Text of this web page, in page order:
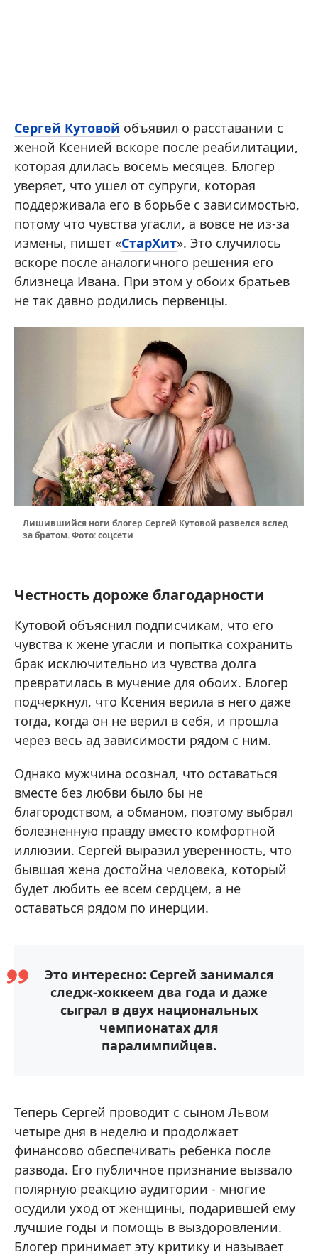
Сергей Кутовой объявил о расставании с
женой Ксенией вскоре после реабилитации,
которая длилась восемь месяцев. Блогер
уверяет, что ушел от супруги, которая
поддерживала его в борьбе с зависимостью,
потому что чувства угасли, а вовсе не из-за
измены, пишет «СтарХит». Это случилось
вскоре после аналогичного решения его
близнеца Ивана. При этом у обоих братьев
не так давно родились первенцы.
Лишившийся ноги блогер Сергей Кутовой развелся вслед
за братом. Фото: соцсети
Честность дороже благодарности
Кутовой объяснил подписчикам, что его
чувства к жене угасли и попытка сохранить
брак исключительно из чувства долга
превратилась в мучение для обоих. Блогер
подчеркнул, что Ксения верила в него даже
тогда, когда он не верил в себя, и прошла
через весь ад зависимости рядом с ним.
Однако мужчина осознал, что оставаться
вместе без любви было бы не
благородством, а обманом, поэтому выбрал
болезненную правду вместо комфортной
иллюзии. Сергей выразил уверенность, что
бывшая жена достойна человека, который
будет любить ее всем сердцем, а не
оставаться рядом по инерции.
Это интересно: Сергей занимался
следж-хоккеем два года и даже
сыграл в двух национальных
чемпионатах для
паралимпийцев.
Теперь Сергей проводит с сыном Львом
четыре дня в неделю и продолжает
финансово обеспечивать ребенка после
развода. Его публичное признание вызвало
полярную реакцию аудитории - многие
осудили уход от женщины, подарившей ему
лучшие годы и помощь в выздоровлении.
Блогер принимает эту критику и называет